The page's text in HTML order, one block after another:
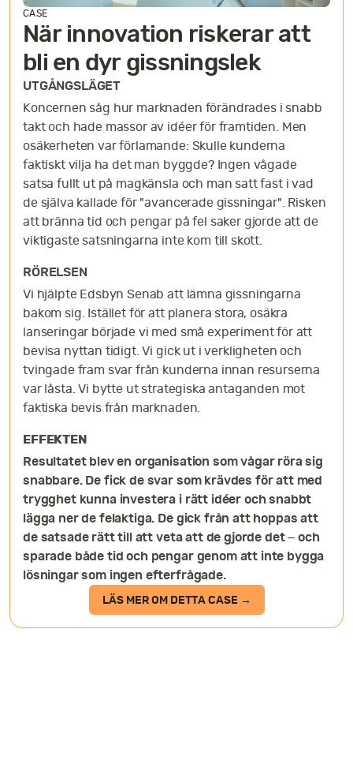
CASE
När innovation riskerar att
bli en dyr gissningslek
UTGÅNGSLÄGET
Koncernen såg hur marknaden förändrades i snabb
takt och hade massor av idéer för framtiden. Men
osäkerheten var förlamande: Skulle kunderna
faktiskt vilja ha det man byggde? Ingen vågade
satsa fullt ut på magkänsla och man satt fast i vad
de själva kallade för "avancerade gissningar". Risken
att bränna tid och pengar på fel saker gjorde att de
viktigaste satsningarna inte kom till skott.
RÖRELSEN
Vi hjälpte Edsbyn Senab att lämna gissningarna
bakom sig. Istället för att planera stora, osäkra
lanseringar började vi med små experiment för att
bevisa nyttan tidigt. Vi gick ut i verkligheten och
tvingade fram svar från kunderna innan resurserna
var låsta. Vi bytte ut strategiska antaganden mot
faktiska bevis från marknaden.
EFFEKTEN
Resultatet blev en organisation som vågar röra sig
snabbare. De fick de svar som krävdes för att med
trygghet kunna investera i rätt idéer och snabbt
lägga ner de felaktiga. De gick från att hoppas att
de satsade rätt till att veta att de gjorde det – och
sparade både tid och pengar genom att inte bygga
lösningar som ingen efterfrågade.
LÄS MER OM DETTA CASE →